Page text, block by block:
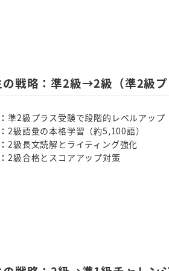
戦略：準2級→2級（準2級プ
準2級プラス受験で段階的レベルアップ
2級語彙の本格学習（約5,100語）
2級長文読解とライティング強化
2級合格とスコアアップ対策